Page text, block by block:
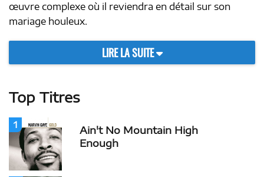
œuvre complexe où il reviendra en détail sur son
mariage houleux.
LIRE LA SUITE
Top Titres
1
Ain't No Mountain High
Enough